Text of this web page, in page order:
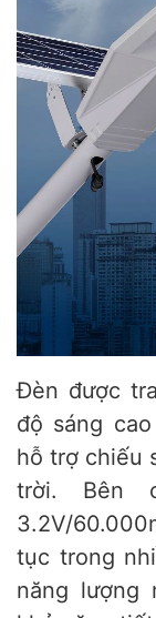
Đèn được
độ sáng
hỗ trợ chiếu
trời. Bên
3.2V/
tục trong
năng lượng